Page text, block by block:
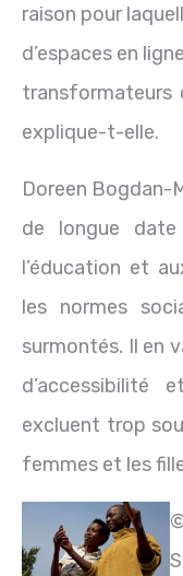
raison pour
d’espaces en
transformateurs
explique-t-elle.
Doreen Bogdan-
de longue
l’éducation et
les normes
surmontés. Il en
d’accessibilité
excluent trop
femmes et les